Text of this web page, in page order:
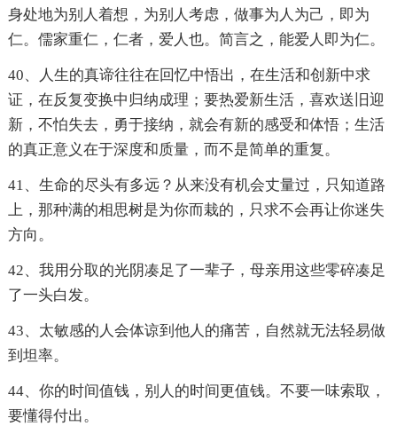
身处地为别人着想，为别人考虑，做事为人为己，即为
仁。儒家重仁，仁者，爱人也。简言之，能爱人即为仁。
40、人生的真谛往往在回忆中悟出，在生活和创新中求
证，在反复变换中归纳成理；要热爱新生活，喜欢送旧迎
新，不怕失去，勇于接纳，就会有新的感受和体悟；生活
的真正意义在于深度和质量，而不是简单的重复。
41、生命的尽头有多远？从来没有机会丈量过，只知道路
上，那种满的相思树是为你而栽的，只求不会再让你迷失
方向。
42、我用分取的光阴凑足了一辈子，母亲用这些零碎凑足
了一头白发。
43、太敏感的人会体谅到他人的痛苦，自然就无法轻易做
到坦率。
44、你的时间值钱，别人的时间更值钱。不要一味索取，
要懂得付出。